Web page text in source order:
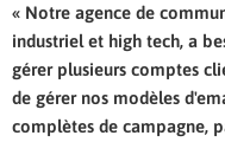
« Notre agence de
industriel et high tech, a
gérer plusieurs comptes
de gérer nos modèles
complètes de campagne,